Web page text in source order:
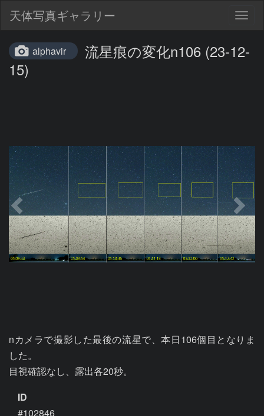
天体写真ギャラリー
alphavir
流星痕の変化n106 (23-12-
15)
nカメラで撮影した最後の流星で、本日106個目となりま
した。
目視確認なし、露出各20秒。
ID
#102846